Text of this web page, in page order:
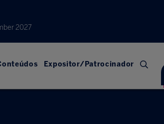
2027
Expositor/Patrocinador